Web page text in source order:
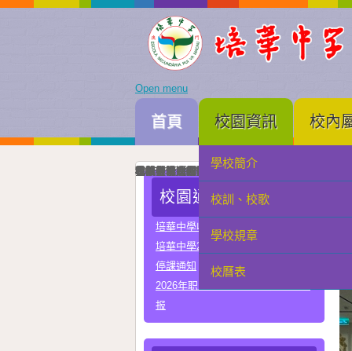
Open menu
首頁 校園資訊
學校簡介
校訓、校歌
學校規章
校曆表
校內
我校與河南省實驗中學正式締結姐妹校
培華中學建校三十周年暨智慧教學及科技教育
智慧教學及科技教育成果展一眾主禮嘉賓為成
中國優秀運動員王麗與我校簽署合作協議共育體
李秋林校長與孫詠雅副校長率領學生代表出席
2025年度中學畢業典禮高三畢業生與嘉賓合照
我校與澳門理工大學正式署合作協議
我校與澳門電訊正式簽署人工智能合作協議
我校與珠海市金灣區四季學校締結姐妹學校
我校男子D組在第四十九屆學界籃球比賽中榮獲
學科常識問答比賽圓滿落幕嘉賓、行政、老師
在第三十四屆校際戲劇比賽中我校小學組榮獲
在第三十四屆校際戲劇比賽中我校中學組A隊
在第三十四屆校際戲劇比賽中我校中學組B隊榮
我校與常州市第一中學締結姐妹學校
我校在第四十四屆校際舞蹈比賽榮獲小學組優良
我校在第四十四屆校際舞蹈比賽榮獲中學組甲級
校園通告
培華中學收費項目一覽表
培華中學2024-2025學年報名費
停課通知
2026年职业教育国家教学成果奖申
报